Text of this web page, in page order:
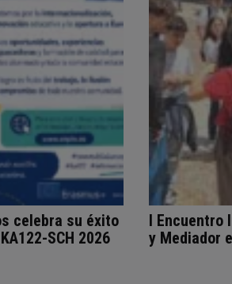
celebra su éxito
SCH 2026
I Encuentro
y Mediador